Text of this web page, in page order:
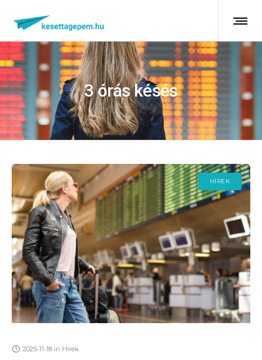
3 órás késés
HÍREK
2025-11-18 in Hírek